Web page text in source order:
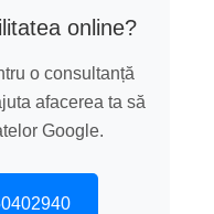
online?
o consultanță
afacerea ta să
Google.